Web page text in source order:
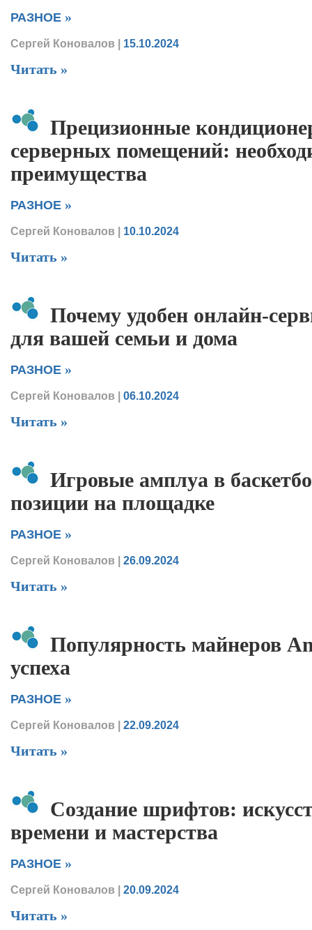
РАЗНОЕ »
Сергей Коновалов | 15.10.2024
Читать »
Прецизионные
серверных помещений:
преимущества
РАЗНОЕ »
Сергей Коновалов | 10.10.2024
Читать »
Почему удобен онлайн-
для вашей семьи и дома
РАЗНОЕ »
Сергей Коновалов | 06.10.2024
Читать »
Игровые амплуа в
позиции на площадке
РАЗНОЕ »
Сергей Коновалов | 26.09.2024
Читать »
Популярность майнеров
успеха
РАЗНОЕ »
Сергей Коновалов | 22.09.2024
Читать »
Создание шрифтов:
времени и мастерства
РАЗНОЕ »
Сергей Коновалов | 20.09.2024
Читать »